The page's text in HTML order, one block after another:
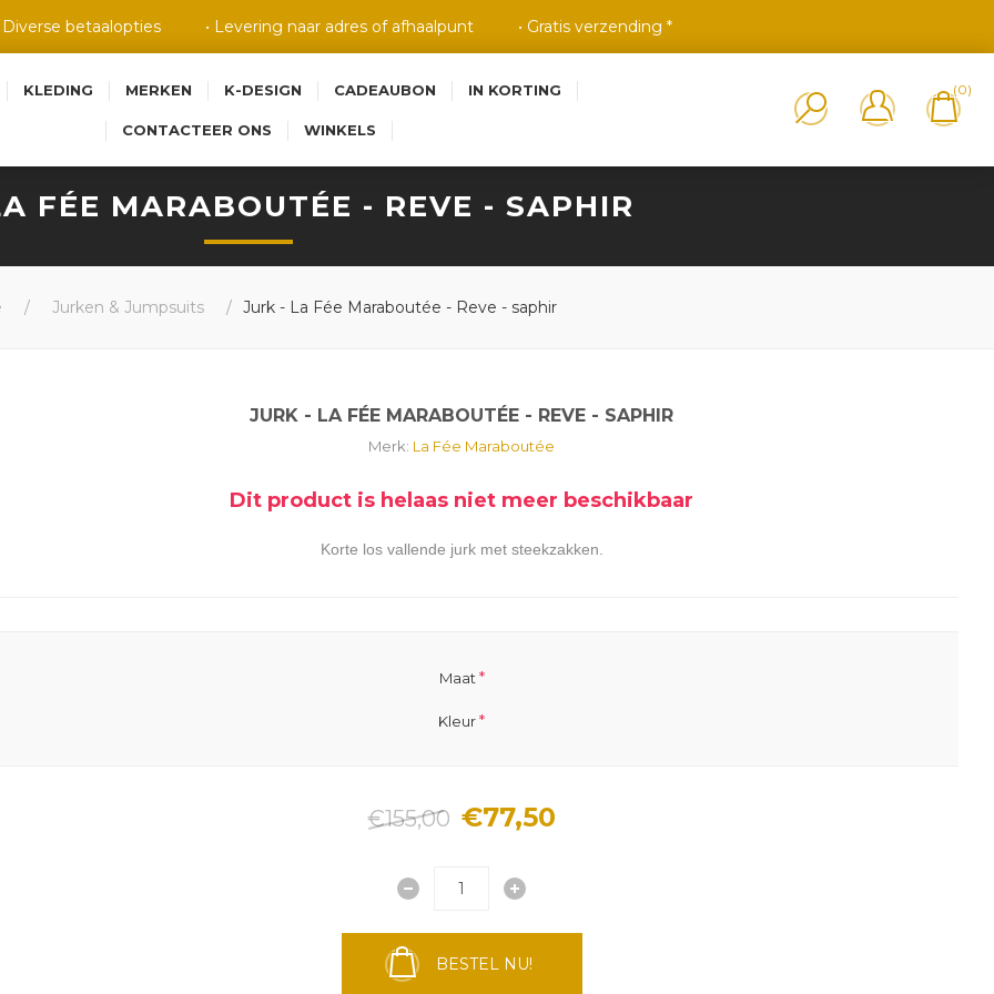
Diverse betaalopties • Levering naar adres of afhaalpunt • Gratis verzending *
KLEDING MERKEN K-DESIGN CADEAUBON IN KORTING
CONTACTEER ONS WINKELS
(0)
/ Jurken & Jumpsuits / Jurk - La Fée Maraboutée - Reve - saphir
FÉE MARABOUTÉE - REVE - SAPHIR
JURK - LA FÉE MARABOUTÉE - REVE - SAPHIR
Merk: La Fée Maraboutée
Dit product is helaas niet meer beschikbaar
Korte los vallende jurk met steekzakken.
Maat *
Kleur*
€155,00 €77,50
BESTEL NU!